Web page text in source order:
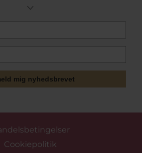
mig nyhedsbrevet
Cookiepolitik